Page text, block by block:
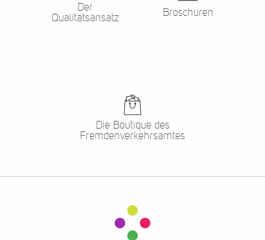
Der
Qualitätsansatz
Broschüren
Die Boutique des
Fremdenverkehrsamtes